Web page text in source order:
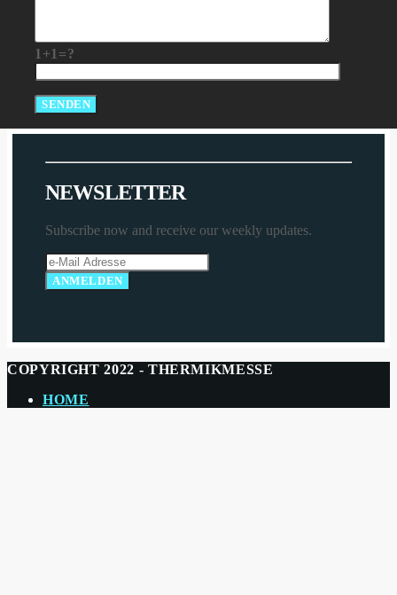
1+1=?
NEWSLETTER
Subscribe now and receive our weekly updates.
COPYRIGHT 2022 - THERMIKMESSE
HOME